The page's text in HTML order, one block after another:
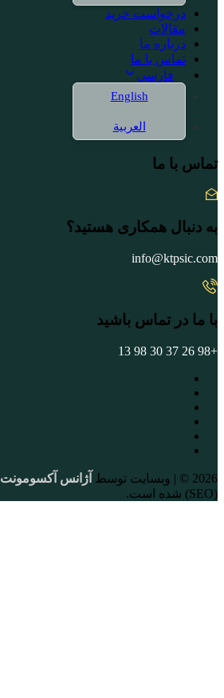
درخواست خرید
مقالات
درباره ما
تماس با ما
فارسی
English
العربية
تماس با ما
به دنبال همکاری هستید؟
info@ktpsic.com
با ما در تماس باشید
+98 26 37 30 98 13
2026 © | وبسایت توسط آژانس آکسومونت
(SEO) شده است.